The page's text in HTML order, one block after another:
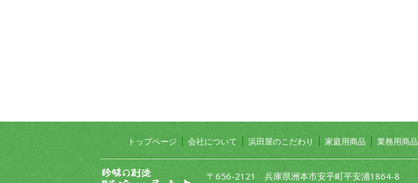
トップページ 会社について 浜田屋のこだわり 家庭用商品 業務用商品
〒656-2121 兵庫県洲本市安乎町平安浦1864-8